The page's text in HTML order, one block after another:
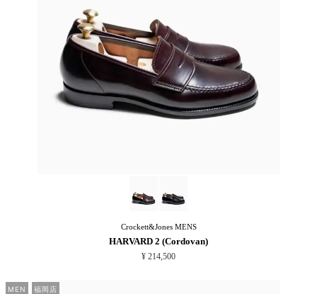
Crockett&JonesMENS
HARVARD 2 (Cordovan)
¥ 214,500
MEN 福岡店